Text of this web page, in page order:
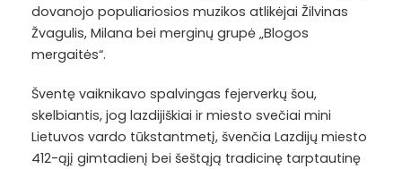
dovanojo populiariosios muzikos atlikėjai Žilvinas
Žvagulis, Milana bei merginų grupė „Blogos
mergaitės“.
Šventę vaiknikavo spalvingas fejerverkų šou,
skelbiantis, jog lazdijiškiai ir miesto svečiai mini
Lietuvos vardo tūkstantmetį, švenčia Lazdijų miesto
412-ąjį gimtadienį bei šeštąją tradicinę tarptautinę